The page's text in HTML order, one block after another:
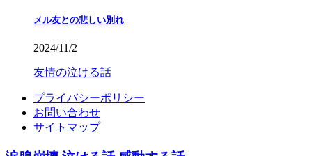
メル友との悲しい別れ
2024/11/2
友情の泣ける話
プライバシーポリシー
お問い合わせ
サイトマップ